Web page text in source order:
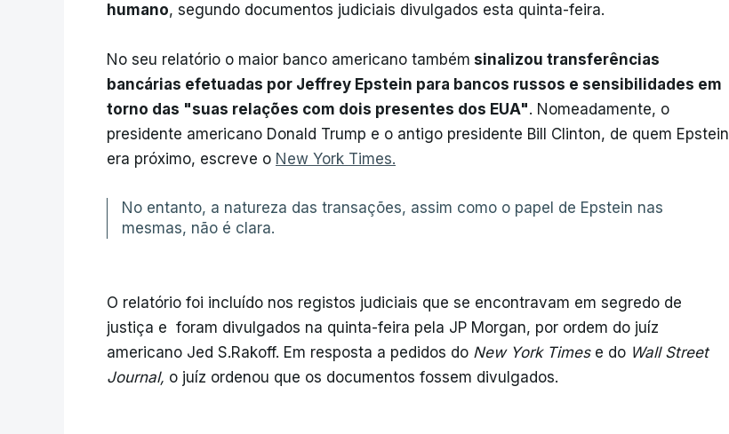
humano, segundo documentos judiciais divulgados esta quinta-feira.
No seu relatório o maior banco americano também sinalizou transferências
bancárias efetuadas por Jeffrey Epstein para bancos russos e sensibilidades em
torno das "suas relações com dois presentes dos EUA". Nomeadamente, o
presidente americano Donald Trump e o antigo presidente Bill Clinton, de quem Epstein
era próximo, escreve o New York Times.
No entanto, a natureza das transações, assim como o papel de Epstein nas
mesmas, não é clara.
O relatório foi incluído nos registos judiciais que se encontravam em segredo de
justiça e foram divulgados na quinta-feira pela JP Morgan, por ordem do juíz
americano Jed S.Rakoff. Em resposta a pedidos do New York Timese do Wall Street
Journal, o juíz ordenou que os documentos fossem divulgados.